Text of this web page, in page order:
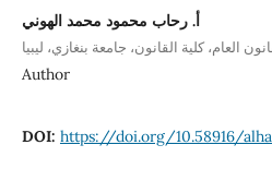
أ. رحاب محمود محمد الهوني
Author
DOI: https://doi.org/10.58916/